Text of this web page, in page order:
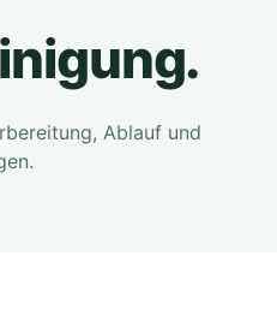
Ablauf und